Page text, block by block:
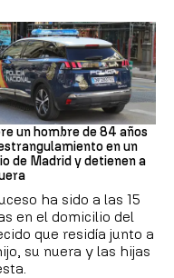
un hombre de 84 años
en un
de Madrid y detienen a
ha sido a las 15
en el domicilio del
que residía junto a
su nuera y las hijas